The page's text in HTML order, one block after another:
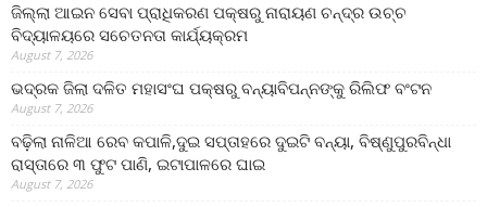
ଜିଲ୍ଲା ଆଇନ ସେବା ପ୍ରାଧିକରଣ ପକ୍ଷରୁ ନାରାୟଣ ଚନ୍ଦ୍ର ଉଚ୍ଚ
ବିଦ୍ୟାଳୟରେ ସଚେତନତା କାର୍ଯ୍ୟକ୍ରମ
August 7, 2026
ଭଦ୍ରକ ଜିଲା ଦଳିତ ମହାସଂଘ ପକ୍ଷରୁ ବନ୍ୟାବିପନ୍ନଙ୍କୁ ରିଲିଫ ବଂଟନ
August 7, 2026
ବଢ଼ିଲା ନାଳିଆ ରେବ କପାଳି,ଦୁଇ ସପ୍ତାହରେ ଦୁଇଟି ବନ୍ୟା, ବିଷ୍ଣୁପୁରବିନ୍ଧା
ରାସ୍ତାରେ ୩ ଫୁଟ ପାଣି, ଇଟାପାଳରେ ଘାଇ
August 7, 2026